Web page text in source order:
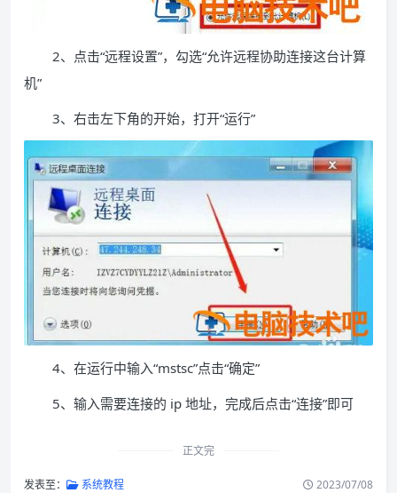
2、点击“远程设置”，勾选“允许远程协助连接这台计算
机”
3、右击左下角的开始，打开“运行”
4、在运行中输入“mstsc”点击“确定”
5、输入需要连接的 ip 地址，完成后点击“连接”即可
正文完
发表至： 系统教程 2023/07/08